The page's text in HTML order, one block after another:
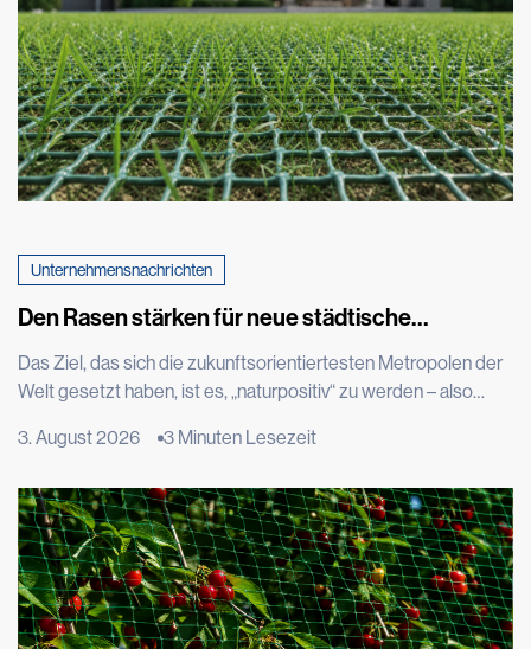
Unternehmensnachrichten
Den Rasen stärken für neue städtische
Das Ziel, das sich die zukunftsorientiertesten Metropolen der
Welt gesetzt haben, ist es, „naturpositiv“ zu werden – also
begrenzen, sondern ihr auch Raum, Funktionen und
und Bäche renaturieren, Kopenhagen strebt an, dass 20 % der
Stadtfläche von Bäumen bedeckt sind und […]
3. August 2026 3 Minuten Lesezeit